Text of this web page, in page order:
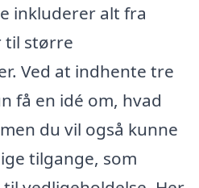
inkluderer alt fra
til større
Ved at indhente tre
få en idé om, hvad
du vil også kunne
tilgange, som